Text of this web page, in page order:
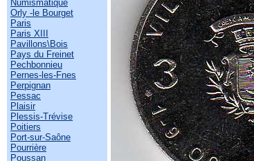
Numismatique
Orly -le Bourget
Paris
Paris XIII
Pavillons\Bois
Pays du Freinet
Pechbonnieu
Pernes-les-Fnes
Perpignan
Pessac
Plaisir
Plessis-Trévise
Poitiers
Port-sur-Saône
Pourrière
Poussan